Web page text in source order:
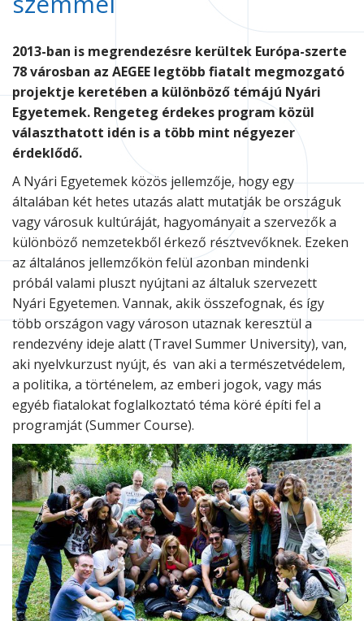
2013-ban is megrendezésre kerültek Európa-szerte
78 városban az AEGEE legtöbb fiatalt megmozgató
projektje keretében a különböző témájú Nyári
Egyetemek. Rengeteg érdekes program közül
választhatott idén is a több mint négyezer
érdeklődő.
A Nyári Egyetemek közös jellemzője, hogy egy
általában két hetes utazás alatt mutatják be országuk
vagy városuk kultúráját, hagyományait a szervezők a
különböző nemzetekből érkező résztvevőknek. Ezeken
az általános jellemzőkön felül azonban mindenki
próbál valami pluszt nyújtani az általuk szervezett
Nyári Egyetemen. Vannak, akik összefognak, és így
több országon vagy városon utaznak keresztül a
rendezvény ideje alatt (Travel Summer University), van,
aki nyelvkurzust nyújt, és van aki a természetvédelem,
a politika, a történelem, az emberi jogok, vagy más
egyéb fiatalokat foglalkoztató téma köré építi fel a
programját (Summer Course).